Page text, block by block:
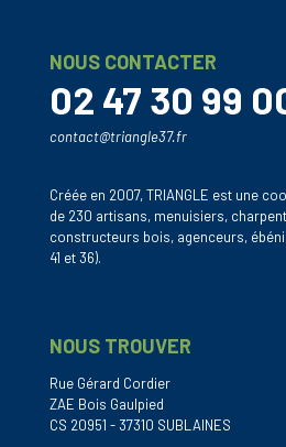
NOUS CONTACTER
02 47 30 99
contact@triangle37.fr
Créée en 2007, TRIANGLE est une
de 230 artisans, menuisiers,
constructeurs bois, agenceurs,
41 et 36).
NOUS TROUVER
Rue Gérard Cordier
ZAE Bois Gaulpied
CS 20951 - 37310 SUBLAINES